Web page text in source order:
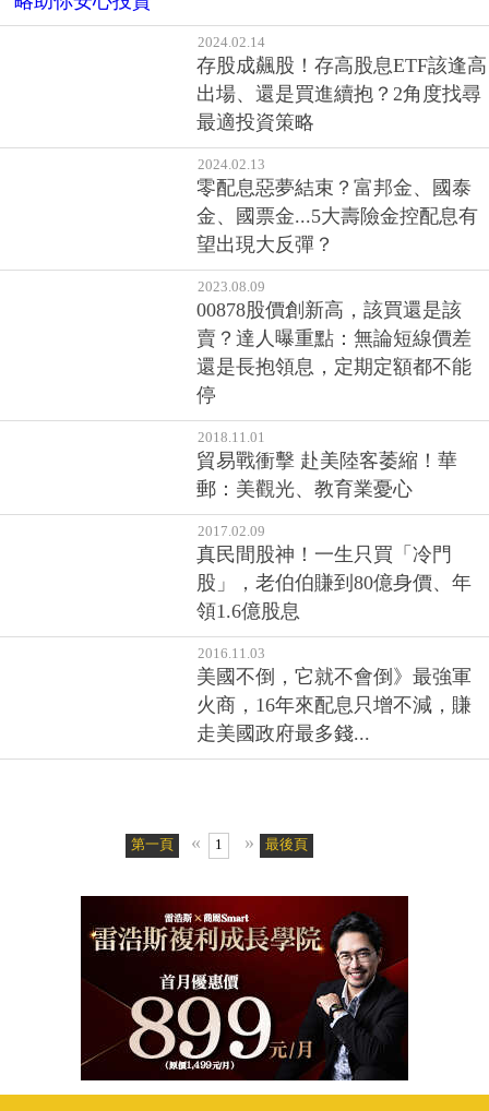
存股成飆股！存高股息ETF該逢高
出場、還是買進續抱？2角度找尋
最適投資策略
2024.02.13
零配息惡夢結束？富邦金、國泰
金、國票金...5大壽險金控配息有
望出現大反彈？
2023.08.09
00878股價創新高，該買還是該
賣？達人曝重點：無論短線價差
還是長抱領息，定期定額都不能
停
2018.11.01
貿易戰衝擊 赴美陸客萎縮！華
郵：美觀光、教育業憂心
2017.02.09
真民間股神！一生只買「冷門
股」，老伯伯賺到80億身價、年
領1.6億股息
2016.11.03
美國不倒，它就不會倒》最強軍
火商，16年來配息只增不減，賺
走美國政府最多錢...